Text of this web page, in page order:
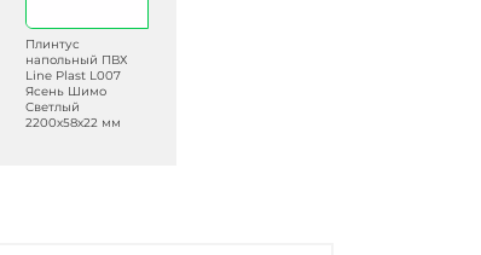
Плинтус
напольный ПВХ
Line Plast L007
Ясень Шимо
Светлый
2200х58х22 мм